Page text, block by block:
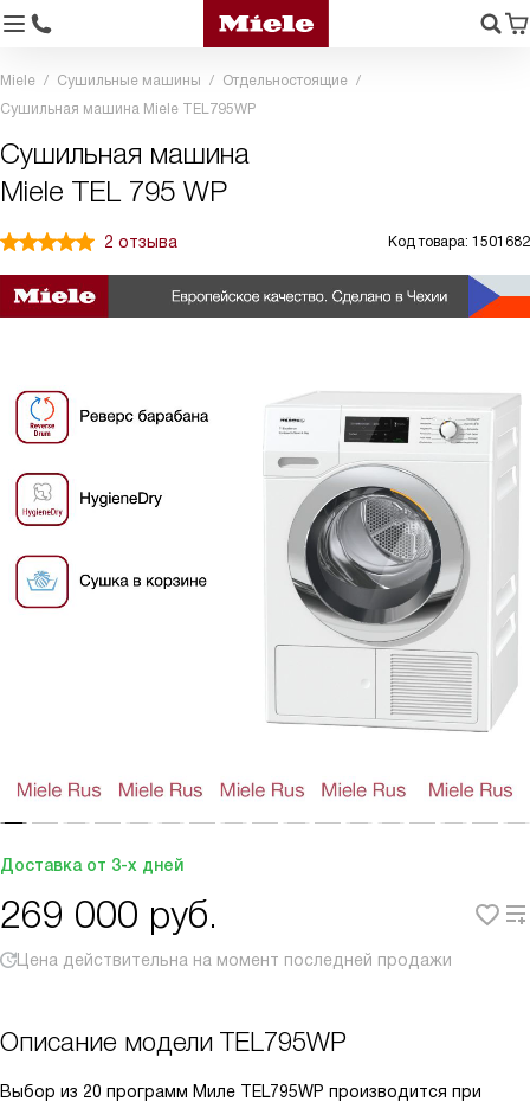
Miele Сушильные машины
Отдельностоящие
Сушильная машина Miele TEL795WP
Сушильная машина
Miele TEL 795 WP
2 отзыва Код товара: 1501682
Доставка от 3-х дней
269 000 руб.
Цена действительна на момент последней продажи
Описание модели TEL795WP
Выбор из 20 программ Миле TEL795WP производится при